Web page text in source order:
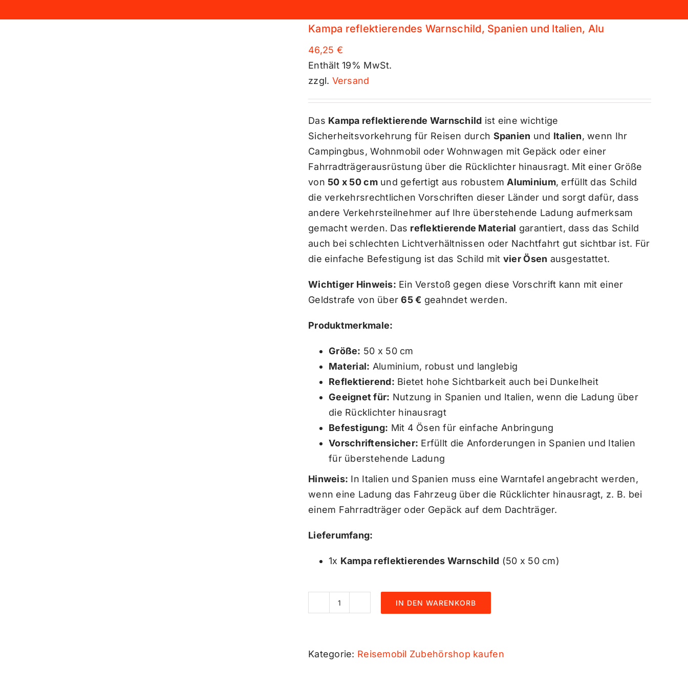
Kampa reflektierendes Warnschild, Spanien und Italien, Alu
46,25 €
Enthält 19% MwSt.
zzgl. Versand
Das Kampa reflektierende Warnschild ist eine wichtige
Sicherheitsvorkehrung für Reisen durch Spanien und Italien, wenn Ihr
Campingbus, Wohnmobil oder Wohnwagen mit Gepäck oder einer
Fahrradträgerausrüstung über die Rücklichter hinausragt. Mit einer Größe
von 50 x 50 cmund gefertigt aus robustem Aluminium, erfüllt das Schild
die verkehrsrechtlichen Vorschriften dieser Länder und sorgt dafür, dass
andere Verkehrsteilnehmer auf Ihre überstehende Ladung aufmerksam
gemacht werden. Das reflektierende Material garantiert, dass das Schild
auch bei schlechten Lichtverhältnissen oder Nachtfahrt gut sichtbar ist. Für
die einfache Befestigung ist das Schild mit vier Ösen ausgestattet.
Wichtiger Hinweis: Ein Verstoß gegen diese Vorschrift kann mit einer
Geldstrafe von über65 € geahndet werden.
Produktmerkmale:
Größe: 50 x 50 cm
Material: Aluminium, robust und langlebig
Reflektierend: Bietet hohe Sichtbarkeit auch bei Dunkelheit
Geeignet für: Nutzung in Spanien und Italien, wenn die Ladung über
die Rücklichter hinausragt
Befestigung: Mit 4 Ösen für einfache Anbringung
Vorschriftensicher: Erfüllt die Anforderungen in Spanien und Italien
für überstehende Ladung
Hinweis: In Italien und Spanien muss eine Warntafel angebracht werden,
wenn eine Ladung das Fahrzeug über die Rücklichter hinausragt, z. B. bei
einem Fahrradträger oder Gepäck auf dem Dachträger.
Lieferumfang:
1x Kampa reflektierendes Warnschild (50 x 50 cm)
Kampa
Spanien
IN DEN WARENKORB
Kategorie: Reisemobil Zubehörshop kaufen